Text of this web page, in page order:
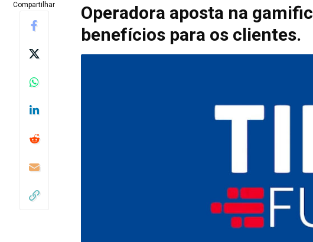
Compartilhar
Operadora aposta na
benefícios para os clientes.